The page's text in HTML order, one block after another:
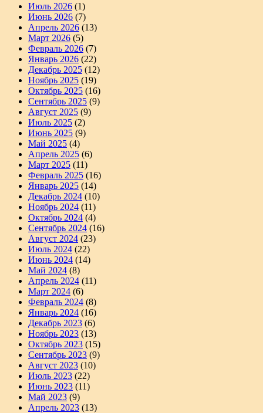
Июль 2026 (1)
Июнь 2026 (7)
Апрель 2026 (13)
Март 2026 (5)
Февраль 2026 (7)
Январь 2026 (22)
Декабрь 2025 (12)
Ноябрь 2025 (19)
Октябрь 2025 (16)
Сентябрь 2025 (9)
Август 2025 (9)
Июль 2025 (2)
Июнь 2025 (9)
Май 2025 (4)
Апрель 2025 (6)
Март 2025 (11)
Февраль 2025 (16)
Январь 2025 (14)
Декабрь 2024 (10)
Ноябрь 2024 (11)
Октябрь 2024 (4)
Сентябрь 2024 (16)
Август 2024 (23)
Июль 2024 (22)
Июнь 2024 (14)
Май 2024 (8)
Апрель 2024 (11)
Март 2024 (6)
Февраль 2024 (8)
Январь 2024 (16)
Декабрь 2023 (6)
Ноябрь 2023 (13)
Октябрь 2023 (15)
Сентябрь 2023 (9)
Август 2023 (10)
Июль 2023 (22)
Июнь 2023 (11)
Май 2023 (9)
Апрель 2023 (13)